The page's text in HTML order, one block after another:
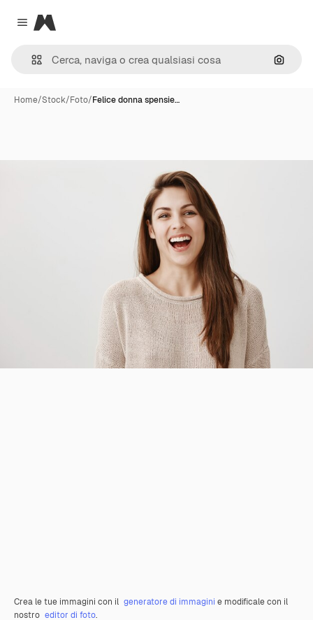
Close menu
Magnific
Cerca
Home/Stock/Foto/Felice donna spensie…
Crea le tue immagini con il generatore di immagini e modificale con il
nostro editor di foto.